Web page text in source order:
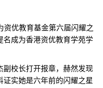
资优教育基金第六届闪耀之
名成为香港资优教育学苑学
副校长打开报章，赫然发现
实她是六年前的闪耀之星